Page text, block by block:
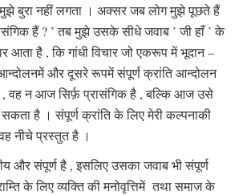
मुझे बुरा नहीं लगता । अक्सर जब लोग मुझे पूछते हैं
हैं ? ’ तब मुझे उसके सीधे जवाब ’ जी हाँ ’ के
आता है , कि गांधी विचार जो एकरूप में भूदान –
आन्दोलनमें और दूसरे रूपमें संपूर्ण क्रांति आन्दोलन
न आज सिर्फ़ प्रासंगिक है , बल्कि आज उसे
सकता है । संपूर्ण क्रांति के लिए मेरी कल्पनाकी
नीचे प्रस्तुत है ।
और संपूर्ण है , इसलिए उसका जवाब भी संपूर्ण
के लिए व्यक्ति की मनोवृत्तिमें तथा समाज के